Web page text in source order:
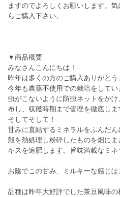
ますのでよろしくお願いします。
らご購入下さい。
▼商品概要
みなさんこんにちは！
昨年は多くの方のご購入ありがとう
今年も農薬不使用での栽培をしてい
虫がこないように防虫ネットをか
布し、収穫時期まで管理を徹底しま
そしてそして！
甘みに直結するミネラルをふんだ
殻を熱処理し粉砕したものを畑に
キスを追肥します。旨味満載なミネ
お陰でこの甘み、ミルキーな感じは
品種は昨年大好評でした茶豆風味の